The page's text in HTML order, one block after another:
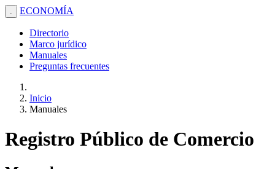
. ECONOMÍA
Directorio
Marco jurídico
Manuales
Preguntas frecuentes
Inicio
Manuales
Registro Público de Comercio